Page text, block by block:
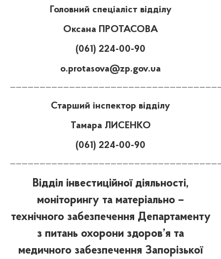
Головний спеціаліст відділу
Оксана ПРОТАСОВА
(061) 224-00-90
o.protasova@zp.gov.ua
Старший інспектор відділу
Тамара ЛИСЕНКО
(061) 224-00-90
Відділ інвестиційної діяльності,
моніторингу та матеріально –
технічного забезпечення Департаменту
з питань охорони здоров’я та
медичного забезпечення Запорізької